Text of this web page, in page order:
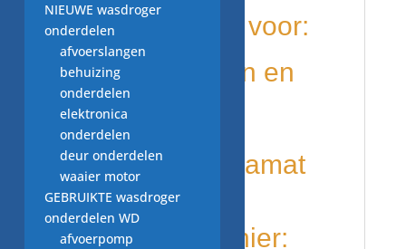
wordt gebruikt voor:
diverse merken en
modellen o.a.
AEG OKO Lavamat
kijk ook eens hier:
NIEUWE wasdroger
onderdelen
afvoerslangen
behuizing
onderdelen
elektronica
onderdelen
deur onderdelen
waaier motor
GEBRUIKTE wasdroger
onderdelen WD
afvoerpomp